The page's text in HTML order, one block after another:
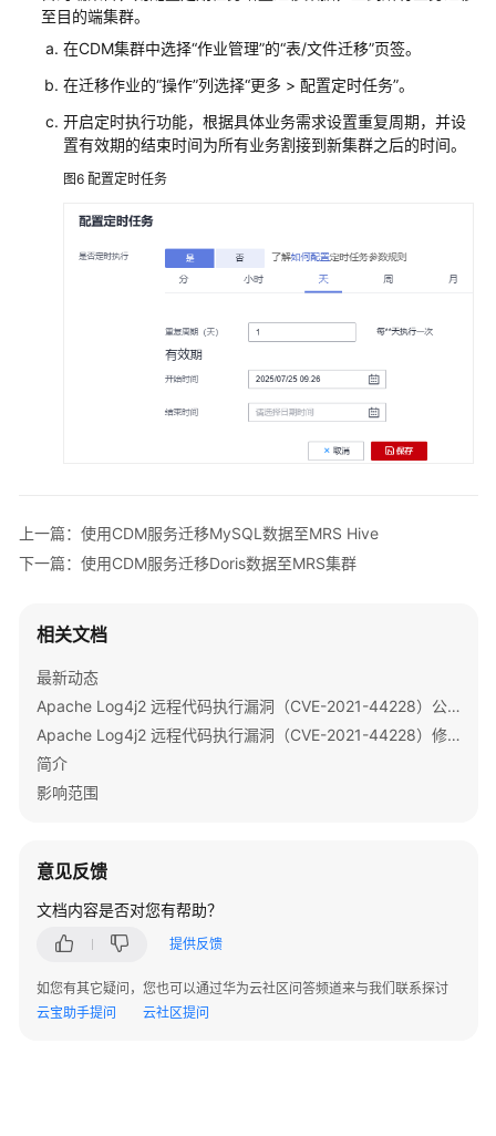
脚
迁
移
数
据
到
集
群
步
Kafka
据
至
CloudTable
群
周
服
对
接
生
态
至目的端集群。
在CDM集群中选择“作业管理”的“表/文件迁移”页签。
在迁移作业的“操作”列选择“更多 > 配置定时任务”。
开启定时执行功能，根据具体业务需求设置重复周期，并设
置有效期的结束时间为所有业务割接到新集群之后的时间。
图6 配置定时任务
上一篇：使用CDM服务迁移MySQL数据至MRS Hive
下一篇：使用CDM服务迁移Doris数据至MRS集群
相关文档
最新动态
Apache Log4j2 远程代码执行漏洞（CVE-2021-44228）公告
Apache Log4j2 远程代码执行漏洞（CVE-2021-44228）修复指导
简介
影响范围
意见反馈
文档内容是否对您有帮助？
提供反馈
如您有其它疑问，您也可以通过华为云社区问答频道来与我们联系探讨
云宝助手提问
云社区提问